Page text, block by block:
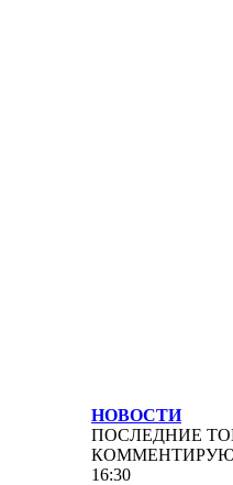
НОВОСТИ
ПОСЛЕДНИЕ
16:30